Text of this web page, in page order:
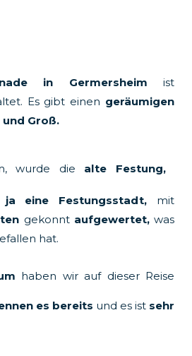
in Germersheim ist
Es gibt einen geräumigen
Groß.
wurde die alte Festung,
eine Festungsstadt, mit
gekonnt aufgewertet,was
hat.
haben wir auf dieser Reise
es bereits und es ist sehr